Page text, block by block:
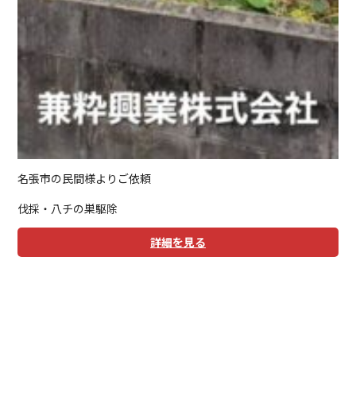
名張市の民間様よりご依頼
伐採・八チの巣駆除
詳細を見る